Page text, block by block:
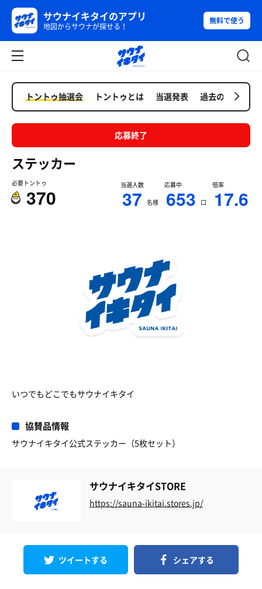
サウナイキタイのアプリ
地図からサウナが探せる！
無料で使う
トントゥ抽選会 トントゥとは 当選発表 過去の抽選会
応募終了
ステッカー
必要トントゥ
370
当選人数
37 名様
応募中
653 口
倍率
17.6
いつでもどこでもサウナイキタイ
協賛品情報
サウナイキタイ公式ステッカー（5枚セット）
サウナイキタイSTORE
https://sauna-ikitai.stores.jp/
ツイートする シェアする